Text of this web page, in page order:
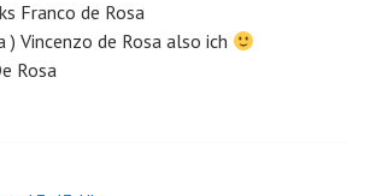
Franco de Rosa
) Vincenzo de Rosa also ich
Rosa